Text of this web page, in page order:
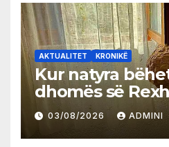
AKTUALITET KRONIKË
Kur natyra
dhomës së
03/08/2026 ADMINI